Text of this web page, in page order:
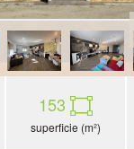
153
superficie (m²)